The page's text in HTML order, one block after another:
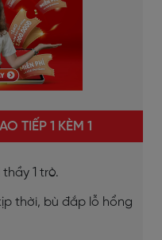
TIẾP 1 KÈM 1
1 trò.
thời, bù đắp lỗ hổng